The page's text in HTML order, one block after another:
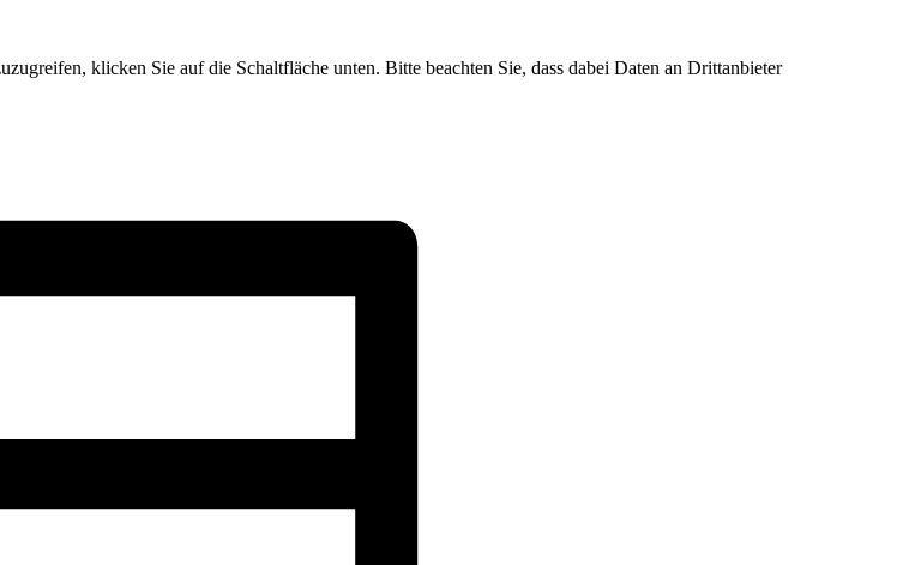
klicken Sie auf die Schaltfläche unten. Bitte beachten Sie, dass dabei Daten an Drittanbieter